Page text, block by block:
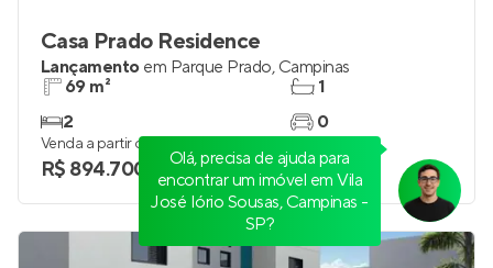
Casa Prado Residence
Lançamento em Parque Prado, Campinas
69 m²
2
1
0
Venda a partir de
R$ 894.700
Olá, precisa de ajuda para
encontrar um imóvel em Vila
José Iório Sousas, Campinas -
SP?